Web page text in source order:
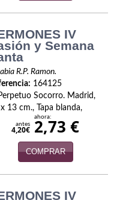
IV
y Semana
R.P. Ramon.
164125
Socorro. Madrid,
13 cm., Tapa blanda,
antes
4,20€
ahora:
2,73 €
COMPRAR
IV